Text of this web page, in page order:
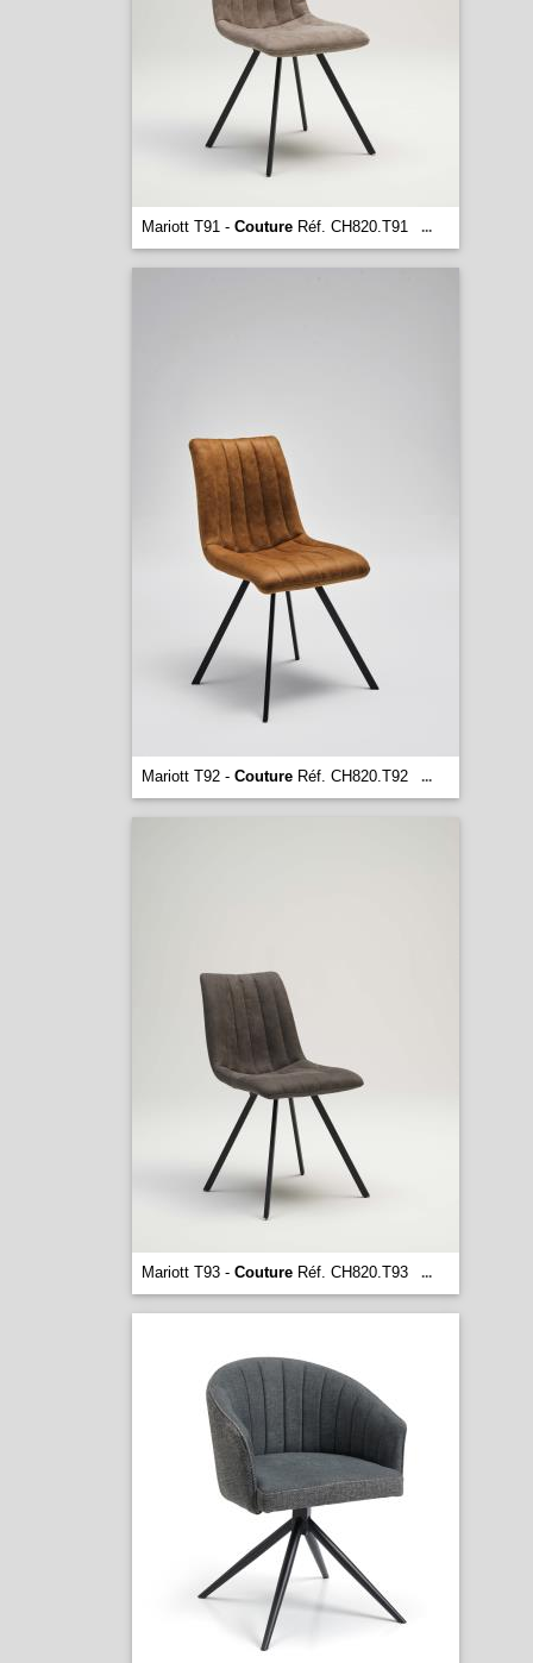
Mariott T91 - CoutureRéf. CH820.T91 ...
Mariott T92 - CoutureRéf. CH820.T92 ...
Mariott T93 - CoutureRéf. CH820.T93 ...